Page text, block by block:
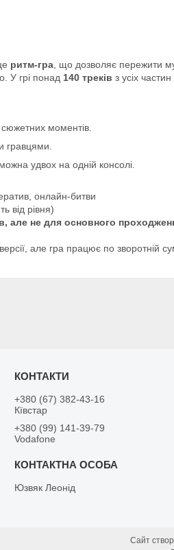
ритм-гра , що дозволяє пережити
У грі понад 140 треків з усіх
моментів.
гравцями.
удвох на одній консолі.
онлайн-битви
від рівня)
але не для основного
але гра працює по зворотній
+380 (67) 382-43-16
Кївстар
+380 (99) 141-39-79
Vodafone
Юзвяк Леонід
Сайт